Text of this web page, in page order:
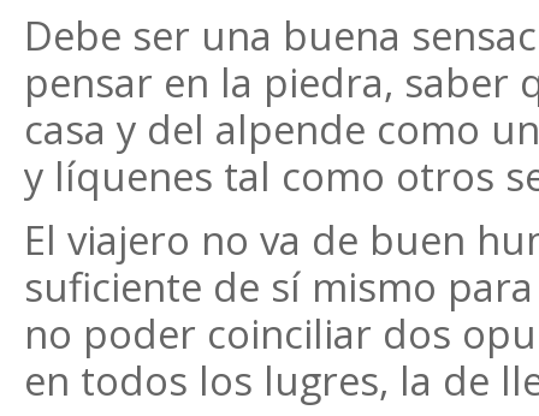
Debe ser una buena
pensar en la piedra, saber
casa y del alpende como
y líquenes tal como otros
El viajero no va de buen
suficiente de sí mismo
no poder coinciliar dos
en todos los lugres, la de